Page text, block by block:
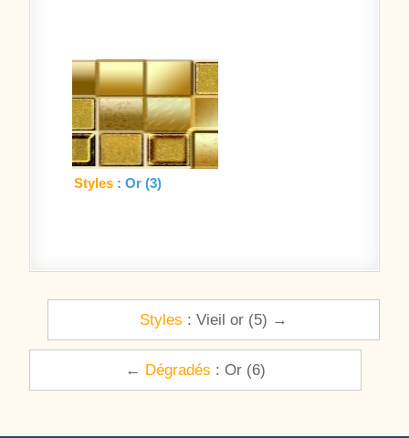
Styles : Or (3)
Navigation de l’article
Styles : Vieil or (5) →
← Dégradés : Or (6)